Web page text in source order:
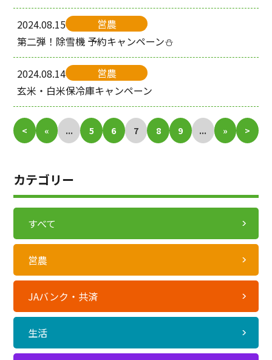
2024.08.15
営農
第二弾！除雪機 予約キャンペーン⛄
2024.08.14
営農
玄米・白米保冷庫キャンペーン
< « ... 5 6 7 8 9 ... » >
カテゴリー
すべて
営農
JAバンク・共済
生活